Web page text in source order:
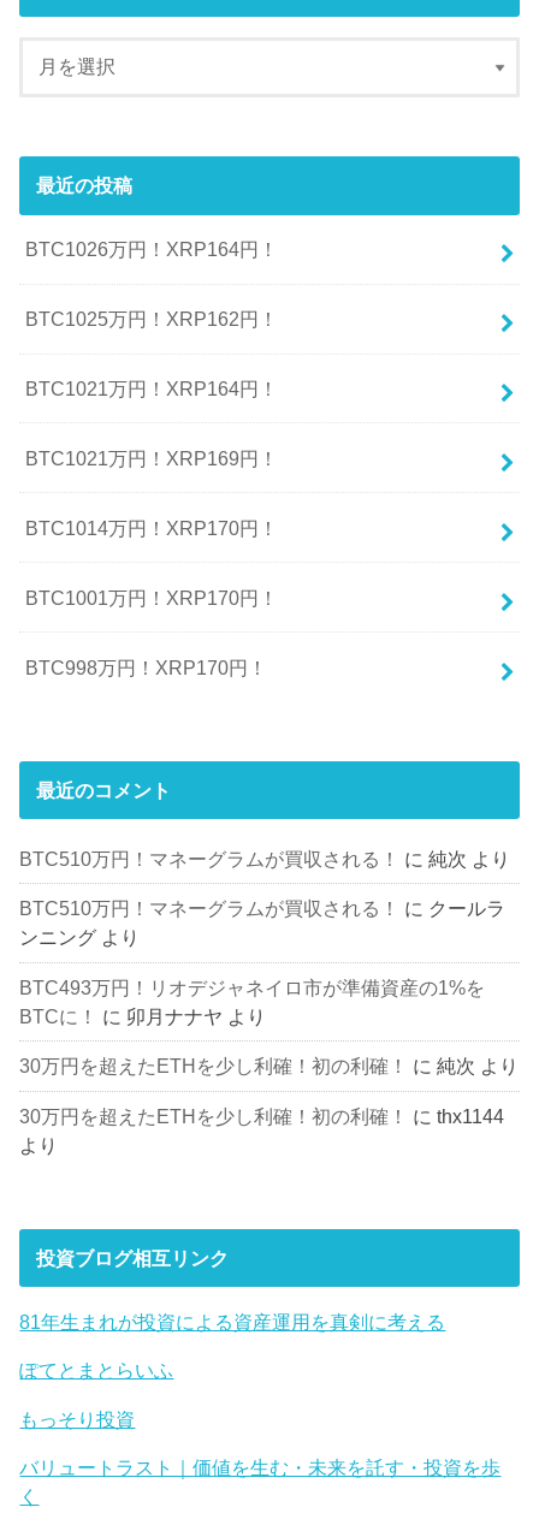
最近の投稿
BTC1026万円！XRP164円！
BTC1025万円！XRP162円！
BTC1021万円！XRP164円！
BTC1021万円！XRP169円！
BTC1014万円！XRP170円！
BTC1001万円！XRP170円！
BTC998万円！XRP170円！
最近のコメント
BTC510万円！マネーグラムが買収される！ に純次 より
BTC510万円！マネーグラムが買収される！ に クールラ
ンニング より
BTC493万円！リオデジャネイロ市が準備資産の1%を
BTCに！
に 卯月ナナヤ より
30万円を超えたETHを少し利確！初の利確！ に純次 より
30万円を超えたETHを少し利確！初の利確！ にthx1144
より
投資ブログ相互リンク
81年生まれが投資による資産運用を真剣に考える
ぽてとまとらいふ
もっそり投資
バリュートラスト｜価値を生む・未来を託す・投資を歩
く